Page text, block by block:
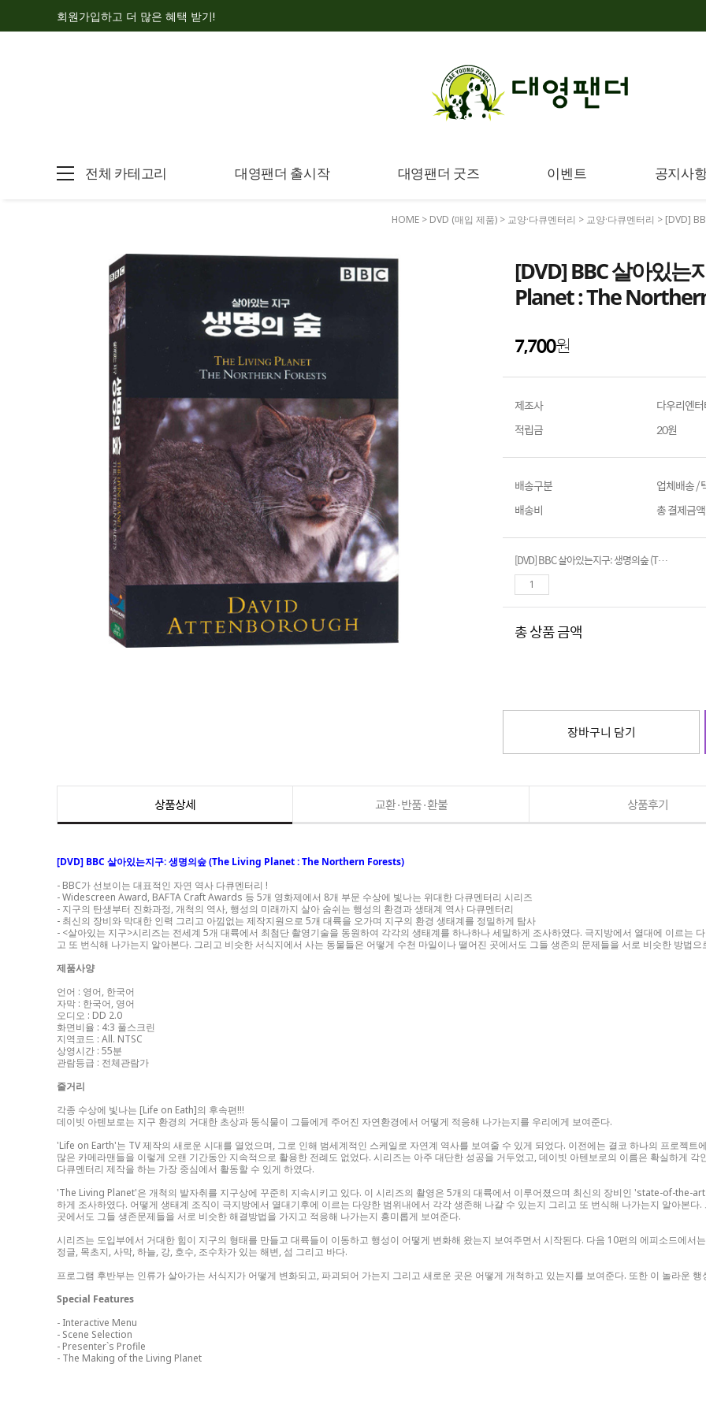
회원가입하고 더 많은 혜택 받기!
전체 카테고리 대영팬더 출시작 대영팬더 굿즈 이벤트 공지사
HOME > DVD (매입 제품) > 교양·다큐멘터리 > 교양·다큐멘터리 > [DVD]
[DVD] BBC 살아있는
Planet : The
7,700원
제조사
다우리엔
적립금
20원
배송구분
업체배송 /
배송비
총 결제금
[DVD] BBC 살아있는지구: 생명의숲 (The Living Planet : The Northern Forests)
총 상품 금액
장바구니 담기
상품상세 교환·반품·환불 상품후기
[DVD] BBC 살아있는지구: 생명의숲 (The Living Planet : The Northern Forests)
- BBC가 선보이는 대표적인 자연 역사 다큐멘터리 !
- Widescreen Award, BAFTA Craft Awards 등 5개 영화제에서 8개 부문 수상에 빛나는 위대한 다큐멘터리 시리즈
- 지구의 탄생부터 진화과정, 개척의 역사, 행성의 미래까지 살아 숨쉬는 행성의 환경과 생태계 역사 다큐멘터리
- 최신의 장비와 막대한 인력 그리고 아낌없는 제작지원으로 5개 대륙을 오가며 지구의 환경 생태계를 정밀하게 탐사
- <살아있는 지구>시리즈는 전세계 5개 대륙에서 최첨단 촬영기술을 동원하여 각각의 생태계를 하나하나 세밀하게 조사하였다. 극지방에서 열대에 이르는
고 또 번식해 나가는지 알아본다. 그리고 비슷한 서식지에서 사는 동물들은 어떻게 수천 마일이나 떨어진 곳에서도 그들 생존의 문제들을 서로 비슷한 방법
제품사양
언어 : 영어, 한국어
자막 : 한국어, 영어
오디오 : DD 2.0
화면비율 : 4:3 풀스크린
지역코드 : All. NTSC
상영시간 : 55분
관람등급 : 전체관람가
줄거리
각종 수상에 빛나는 [Life on Eath]의 후속편!!!
데이빗 아텐보로는 지구 환경의 거대한 초상과 동식물이 그들에게 주어진 자연환경에서 어떻게 적응해 나가는지를 우리에게 보여준다.
'Life on Earth'는 TV 제작의 새로운 시대를 열었으며, 그로 인해 범세계적인 스케일로 자연계 역사를 보여줄 수 있게 되었다. 이전에는 결코 하나의 프로젝
많은 카메라맨들을 이렇게 오랜 기간동안 지속적으로 활용한 전례도 없었다. 시리즈는 아주 대단한 성공을 거두었고, 데이빗 아텐보로의 이름은 확실하게
다큐멘터리 제작을 하는 가장 중심에서 활동할 수 있게 하였다.
'The Living Planet'은 개척의 발자취를 지구상에 꾸준히 지속시키고 있다. 이 시리즈의 촬영은 5개의 대륙에서 이루어졌으며 최신의 장비인 'state-of-the-
하게 조사하였다. 어떻게 생태계 조직이 극지방에서 열대기후에 이르는 다양한 범위내에서 각각 생존해 나갈 수 있는지 그리고 또 번식해 나가는지 알아본
곳에서도 그들 생존문제들을 서로 비슷한 해결방법을 가지고 적응해 나가는지 흥미롭게 보여준다.
시리즈는 도입부에서 거대한 힘이 지구의 형태를 만들고 대륙들이 이동하고 행성이 어떻게 변화해 왔는지 보여주면서 시작된다. 다음 10편의 에피소드에서
정글, 목초지, 사막, 하늘, 강, 호수, 조수차가 있는 해변, 섬 그리고 바다.
프로그램 후반부는 인류가 살아가는 서식지가 어떻게 변화되고, 파괴되어 가는지 그리고 새로운 곳은 어떻게 개척하고 있는지를 보여준다. 또한 이 놀라운
Special Features
- Interactive Menu
- Scene Selection
- Presenter`s Profile
- The Making of the Living Planet